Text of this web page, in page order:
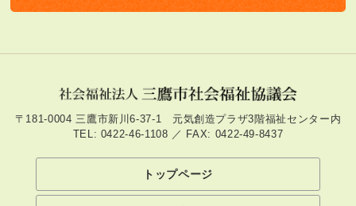
〒181-0004 三鷹市新川6-37-1 元気創造プラザ3階福祉センター内
TEL: 0422-46-1108 ／ FAX: 0422-49-8437
トップページ